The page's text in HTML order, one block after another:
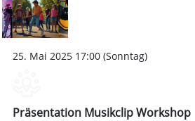
25. Mai 2025 17:00 (Sonntag)
Präsentation Musikclip Workshop